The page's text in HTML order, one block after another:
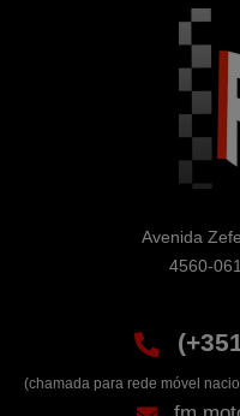
Avenida
4560-
(chamada para rede móvel